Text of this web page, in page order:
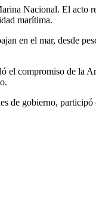
Nacional. El acto
marítima.
en el mar, desde
el compromiso de la
de gobierno,